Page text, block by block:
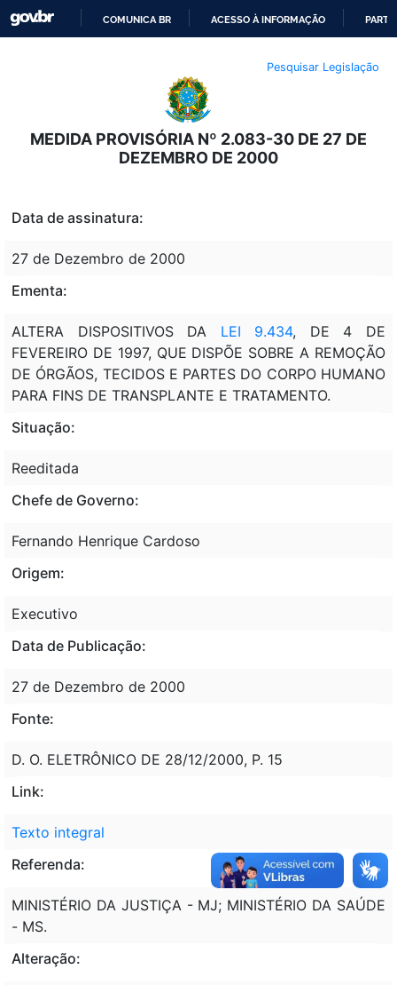
O
CONTEÚDO
COMUNICA BR ACESSO À INFORMAÇÃO
Pesquisar Legislação
MEDIDA PROVISÓRIA Nº 2.083-30 DE 27 DE
DEZEMBRO DE 2000
Data de assinatura:
27 de Dezembro de 2000
Ementa:
ALTERA DISPOSITIVOS DA LEI 9.434, DE 4 DE
FEVEREIRO DE 1997, QUE DISPÕE SOBRE A REMOÇÃO
DE ÓRGÃOS, TECIDOS E PARTES DO CORPO HUMANO
PARA FINS DE TRANSPLANTE E TRATAMENTO.
Situação:
Reeditada
Chefe de Governo:
Fernando Henrique Cardoso
Origem:
Executivo
Data de Publicação:
27 de Dezembro de 2000
Fonte:
D. O. ELETRÔNICO DE 28/12/2000, P. 15
Link:
Texto integral
Referenda:
MINISTÉRIO DA JUSTIÇA - MJ; MINISTÉRIO DA SAÚDE
- MS.
Alteração: